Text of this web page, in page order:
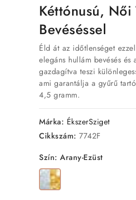
Kéttónusú,
Bevéséssel
Éld át az időtlenséget
elegáns hullám bevésés
gazdagítva teszi
ami garantálja a gyűrű
4,5 gramm.
Márka: ÉkszerSziget
Cikkszám: 7742F
Szín: Arany-Ezüst
Arany-
Ezüst